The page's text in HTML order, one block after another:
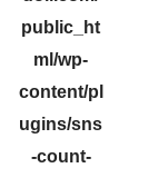
public_ht
ml/wp-
content/pl
ugins/sns
-count-